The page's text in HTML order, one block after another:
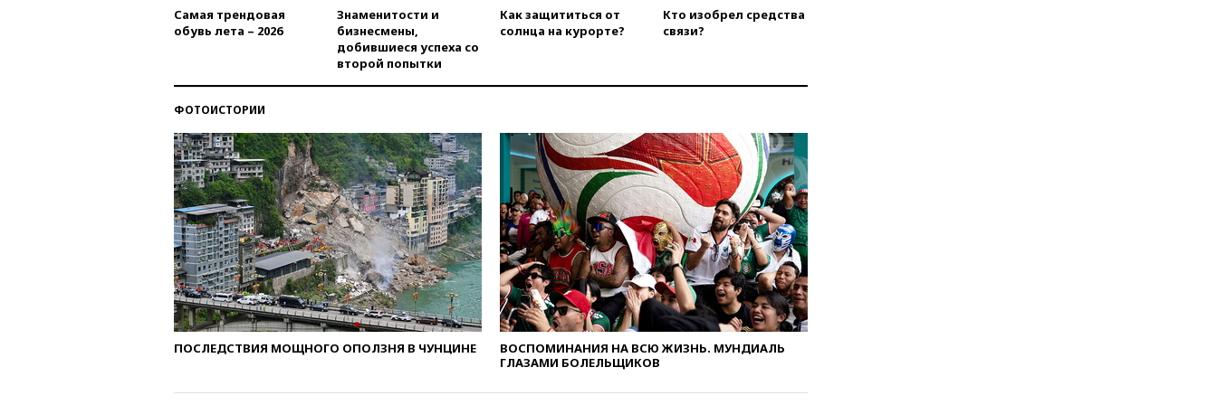
отчиталось об ударах по двум
украинским сухогрузам в
стали абсолютными
вчера, 18:39Два человека
погибли в результате удара
ВСУ по многоэтажке в Керчи
вчера, 18:25 Беспилотник
атаковал турецкий сухогруз у
побережья Новороссийска
вчера, 18:18Товарооборот
Китая и России вырос в этом
году более чем на четверть
вчера, 17:55Мужчина получил
ранения при атаке дрона на
Белгородскую область
вчера, 17:48Bloomberg:
Самая трендовая
обувь лета – 2026
Знаменитости и
бизнесмены,
добившиеся успеха со
второй попытки
Как защититься от
солнца на курорте?
Кто изобрел средства
связи?
ФОТОИСТОРИИ
ПОСЛЕДСТВИЯ МОЩНОГО ОПОЛЗНЯ В ЧУНЦИНЕ
ВОСПОМИНАНИЯ НА ВСЮ ЖИЗНЬ. МУНДИАЛЬ
ГЛАЗАМИ БОЛЕЛЬЩИКОВ